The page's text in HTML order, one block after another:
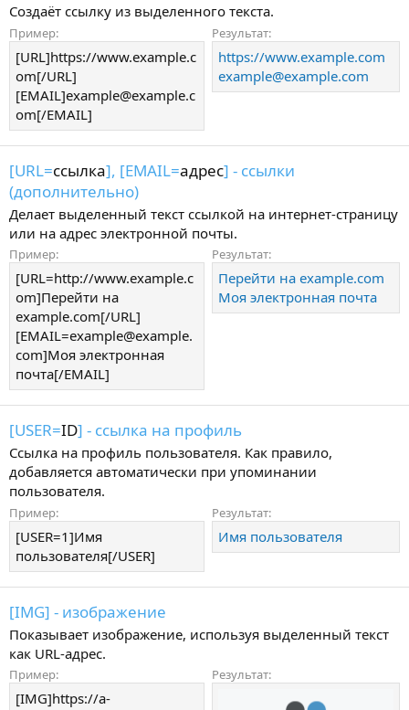
Создаёт ссылку из выделенного текста.
Пример:
[URL]https://www.example.c
om[/URL]
[EMAIL]example@example.c
om[/EMAIL]
Результат:
https://www.example.com
example@example.com
[URL=ссылка], [EMAIL=адрес] - ссылки
(дополнительно)
Делает выделенный текст ссылкой на интернет-страницу
или на адрес электронной почты.
Пример:
[URL=http://www.example.c
om]Перейти на
example.com[/URL]
[EMAIL=example@example.
com]Моя электронная
почта[/EMAIL]
Результат:
Перейти на example.com
Моя электронная почта
[USER=ID] - ссылка на профиль
Ссылка на профиль пользователя. Как правило,
добавляется автоматически при упоминании
пользователя.
Пример:
[USER=1]Имя
пользователя[/USER]
Результат:
Имя пользователя
[IMG] - изображение
Показывает изображение, используя выделенный текст
как URL-адрес.
Пример:
[IMG]https://a-
Результат: